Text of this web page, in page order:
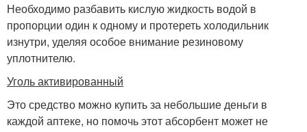
Необходимо разбавить кислую жидкость водой в
пропорции один к одному и протереть холодильник
изнутри, уделяя особое внимание резиновому
уплотнителю.
Уголь активированный
Это средство можно купить за небольшие деньги в
каждой аптеке, но помочь этот абсорбент может не